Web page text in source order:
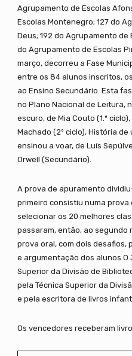
Agrupamento de Escolas
Escolas Montenegro; 127 do
Deus; 192 do Agrupamento de
do Agrupamento de Escolas
março, decorreu a Fase
entre os 84 alunos inscritos,
ao Ensino Secundário. Esta
no Plano Nacional de Leitura,
escuro, de Mia Couto (1.º
Machado (2º ciclo), História
ensinou a voar, de Luís
Orwell (Secundário).
A prova de apuramento
primeiro consistiu numa prova
selecionar os 20 melhores
passaram, então, ao segundo
prova oral, com dois desafios,
e argumentação dos alunos.O
Superior da Divisão de
pela Técnica Superior da
e pela escritora de livros
Os vencedores receberam